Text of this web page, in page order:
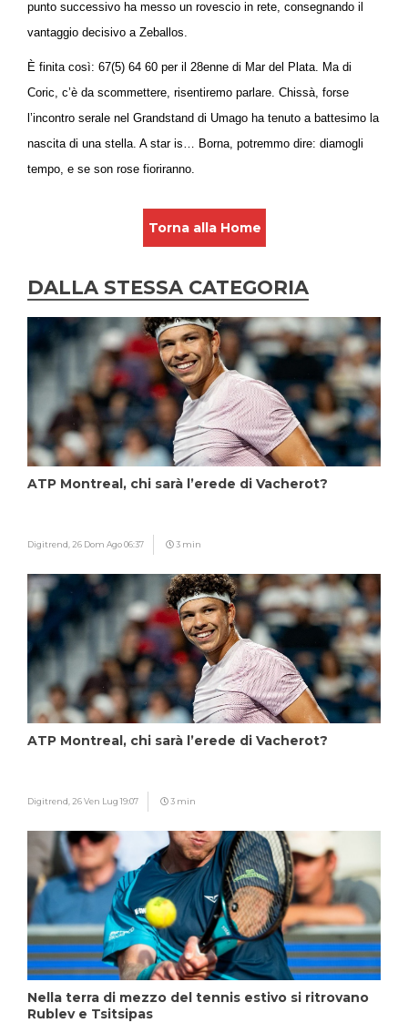
punto successivo ha messo un rovescio in rete, consegnando il
vantaggio decisivo a Zeballos.
È finita così: 67(5) 64 60 per il 28enne di Mar del Plata. Ma di
Coric, c’è da scommettere, risentiremo parlare. Chissà, forse
l’incontro serale nel Grandstand di Umago ha tenuto a battesimo la
nascita di una stella. A star is… Borna, potremmo dire: diamogli
tempo, e se son rose fioriranno.
Torna alla Home
DALLA STESSA CATEGORIA
ATP Montreal, chi sarà l’erede di Vacherot?
Digitrend, 26 Dom Ago 06:37 3 min
ATP Montreal, chi sarà l’erede di Vacherot?
Digitrend, 26 Ven Lug 19:07 3 min
Nella terra di mezzo del tennis estivo si ritrovano
Rublev e Tsitsipas